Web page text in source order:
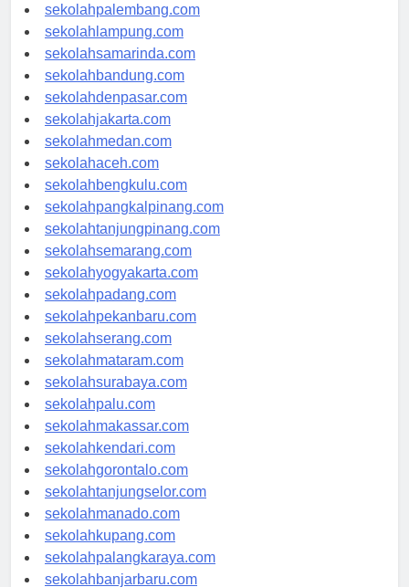
sekolahriau.com
sekolahpalembang.com
sekolahlampung.com
sekolahsamarinda.com
sekolahbandung.com
sekolahdenpasar.com
sekolahjakarta.com
sekolahmedan.com
sekolahaceh.com
sekolahbengkulu.com
sekolahpangkalpinang.com
sekolahtanjungpinang.com
sekolahsemarang.com
sekolahyogyakarta.com
sekolahpadang.com
sekolahpekanbaru.com
sekolahserang.com
sekolahmataram.com
sekolahsurabaya.com
sekolahpalu.com
sekolahmakassar.com
sekolahkendari.com
sekolahgorontalo.com
sekolahtanjungselor.com
sekolahmanado.com
sekolahkupang.com
sekolahpalangkaraya.com